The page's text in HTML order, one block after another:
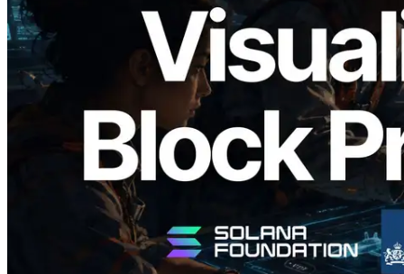
Validators Solutions lanceert Solana
Block Analyzer — blockproductietijd per
slot en de toegewezen validator
gevisualiseerd